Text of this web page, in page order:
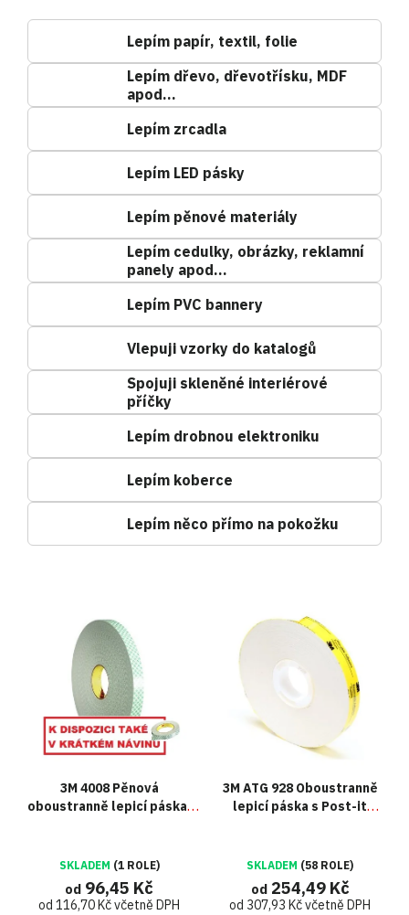
Lepím papír, textil, folie
Lepím dřevo, dřevotřísku, MDF
apod…
Lepím zrcadla
Lepím LED pásky
Lepím pěnové materiály
Lepím cedulky, obrázky, reklamní
panely apod…
Lepím PVC bannery
Vlepuji vzorky do katalogů
Spojuji skleněné interiérové
příčky
Lepím drobnou elektroniku
Lepím koberce
Lepím něco přímo na pokožku
3M 4008 Pěnová
oboustranně lepicí páska,
SKLADEM (1 ROLE)
od 116,70 Kč včetně DPH
od 96,45 Kč
3M ATG 928 Oboustranně
lepicí páska s Post-it
SKLADEM (58 ROLE)
od 307,93 Kč včetně DPH
od254,49 Kč